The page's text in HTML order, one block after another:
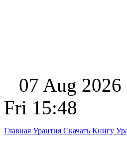
07 Aug
Fri 15:48
Главная Урантия Скачать Книгу